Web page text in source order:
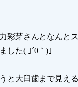
彩芽さんとなんとス
した( ｣´0｀)｣
と大臼歯まで見える